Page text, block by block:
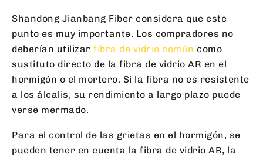
Shandong Jianbang Fiber considera que este
punto es muy importante. Los compradores no
deberían utilizar fibra de vidrio común como
sustituto directo de la fibra de vidrio AR en el
hormigón o el mortero. Si la fibra no es resistente
a los álcalis, su rendimiento a largo plazo puede
verse mermado.
Para el control de las grietas en el hormigón, se
pueden tener en cuenta la fibra de vidrio AR, la